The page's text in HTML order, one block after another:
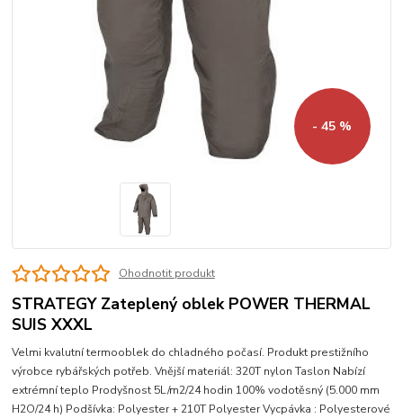
- 45 %
Ohodnotit produkt
STRATEGY Zateplený oblek POWER THERMAL
SUIS XXXL
Velmi kvalutní termooblek do chladného počasí. Produkt prestižního
výrobce rybářských potřeb. Vnější materiál: 320T nylon Taslon Nabízí
extrémní teplo Prodyšnost 5L/m2/24 hodin 100% vodotěsný (5.000 mm
H2O/24 h) Podšívka: Polyester + 210T Polyester Vycpávka : Polyesterové